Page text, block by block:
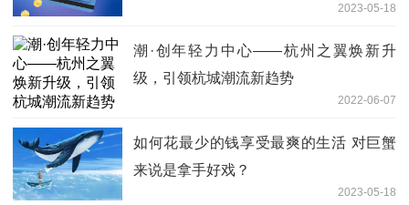
2023-05-18
潮·创年轻力中心——杭州之翼焕新升
级，引领杭城潮流新趋势
2022-06-07
如何花最少的钱享受最爽的生活 对巨蟹
来说是拿手好戏？
2023-05-18